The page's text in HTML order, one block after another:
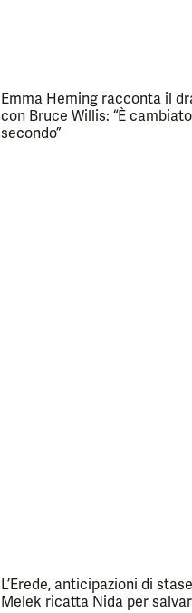
Emma Heming racconta il
con Bruce Willis: “È
secondo”
L’Erede, anticipazioni di
Melek ricatta Nida per